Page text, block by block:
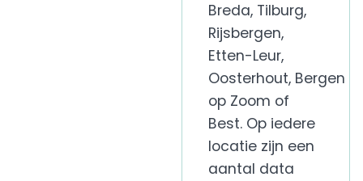
Breda, Tilburg,
Rijsbergen,
Etten-Leur,
Oosterhout, Bergen
op Zoom of
Best. Op iedere
locatie zijn een
aantal data